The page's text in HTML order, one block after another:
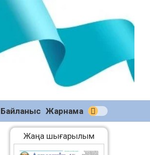
Байланыс Жарнама
Жаңа шығарылым
(2270)
04.08.2026